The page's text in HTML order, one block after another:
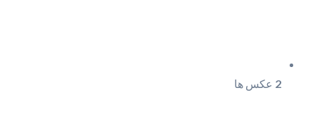
2 عکس ها